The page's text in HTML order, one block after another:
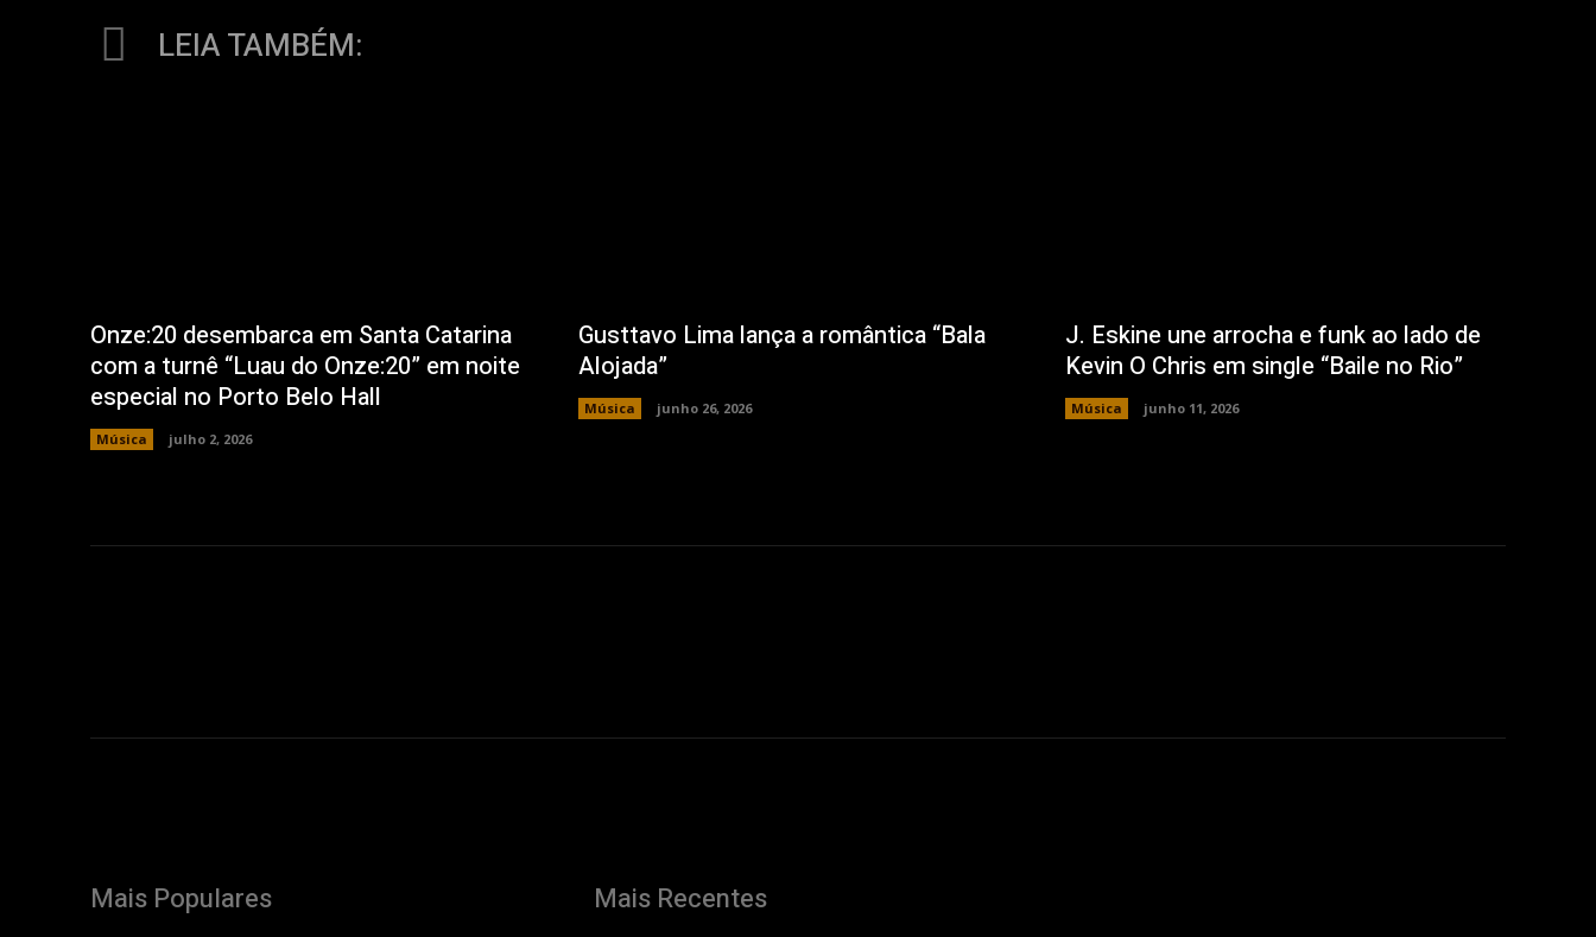
LEIA TAMBÉM:
Onze:20 desembarca em Santa Catarina
com a turnê “Luau do Onze:20” em noite
especial no Porto Belo Hall
Música julho 2, 2026
Gusttavo Lima lança a romântica “Bala
Alojada”
Música junho 26, 2026
J. Eskine une arrocha e funk ao lado de
Kevin O Chris em single “Baile no Rio”
Música junho 11, 2026
Mais Populares Mais Recentes